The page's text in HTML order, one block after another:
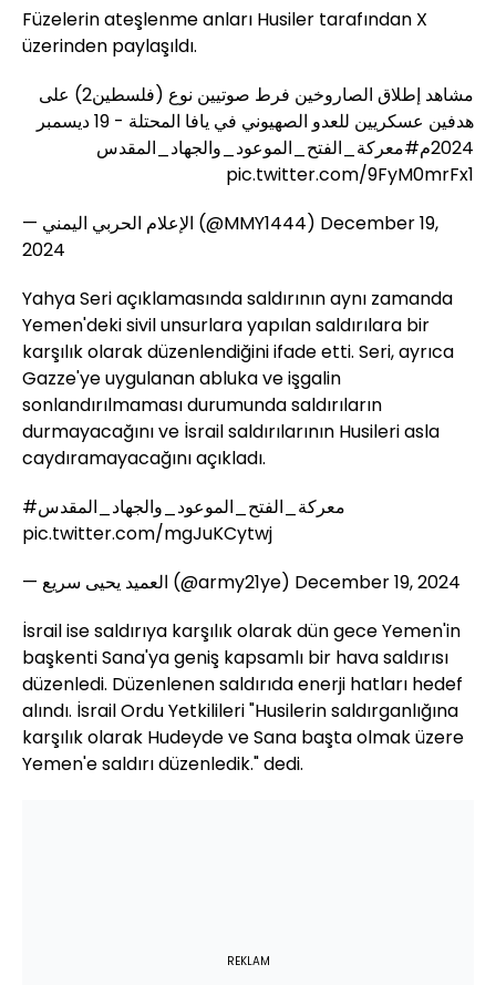
Füzelerin ateşlenme anları Husiler tarafından X
üzerinden paylaşıldı.
مشاهد إطلاق الصاروخين فرط صوتيين نوع (فلسطين2) على
هدفين عسكريين للعدو الصهيوني في يافا المحتلة - 19 ديسمبر
2024م #معركة_الفتح_الموعود_والجهاد_المقدس
pic.twitter.com/9FyM0mrFx1
— الإعلام الحربي اليمني (@MMY1444) December 19,
2024
Yahya Seri açıklamasında saldırının aynı zamanda
Yemen'deki sivil unsurlara yapılan saldırılara bir
karşılık olarak düzenlendiğini ifade etti. Seri, ayrıca
Gazze'ye uygulanan abluka ve işgalin
sonlandırılmaması durumunda saldırıların
durmayacağını ve İsrail saldırılarının Husileri asla
caydıramayacağını açıkladı.
#معركة_الفتح_الموعود_والجهاد_المقدس
pic.twitter.com/mgJuKCytwj
— العميد يحيى سريع (@army21ye) December 19, 2024
İsrail ise saldırıya karşılık olarak dün gece Yemen'in
başkenti Sana'ya geniş kapsamlı bir hava saldırısı
düzenledi. Düzenlenen saldırıda enerji hatları hedef
alındı. İsrail Ordu Yetkilileri "Husilerin saldırganlığına
karşılık olarak Hudeyde ve Sana başta olmak üzere
Yemen'e saldırı düzenledik." dedi.
REKLAM